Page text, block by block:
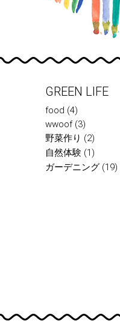
GREEN LIFE
food (4)
wwoof(3)
野菜作り (2)
自然体験 (1)
ガーデニング (19)